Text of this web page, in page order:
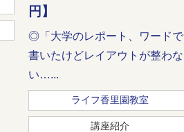
円】
◎「大学のレポート、ワードで
書いたけどレイアウトが整わな
い…...
ライフ香里園教室
講座紹介